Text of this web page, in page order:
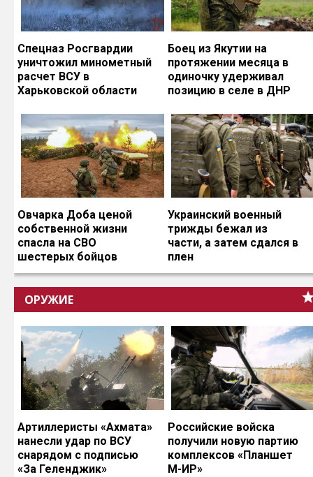
Спецназ Росгвардии
уничтожил минометный
расчет ВСУ в
Харьковской области
Боец из Якутии на
протяжении месяца в
одиночку удерживал
позицию в селе в ДНР
Овчарка Доба ценой
собственной жизни
спасла на СВО
шестерых бойцов
Украинский военный
трижды бежал из
части, а затем сдался в
плен
ОРУЖИЕ
Артиллеристы «Ахмата»
нанесли удар по ВСУ
снарядом с подписью
«За Геленджик»
Российские войска
получили новую партию
комплексов «Планшет
М-ИР»